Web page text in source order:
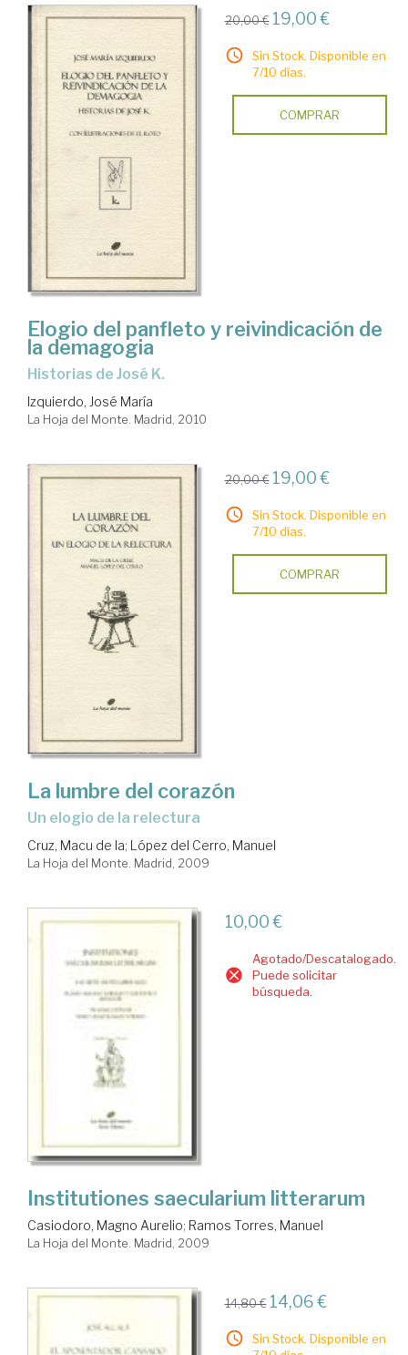
20,00 € 19,00 €
Sin Stock. Disponible en
7/10 días.
COMPRAR
Elogio del panfleto y reivindicación de
la demagogia
historias de José K.
Izquierdo, José María
La Hoja del Monte. Madrid, 2010
20,00 € 19,00 €
Sin Stock. Disponible en
7/10 días.
COMPRAR
La lumbre del corazón
un elogio de la relectura
Cruz, Macu de la; López del Cerro, Manuel
La Hoja del Monte. Madrid, 2009
10,00 €
Agotado/Descatalogado.
Puede solicitar
búsqueda.
Institutiones saecularium litterarum
Casiodoro, Magno Aurelio; Ramos Torres, Manuel
La Hoja del Monte. Madrid, 2009
14,80 € 14,06 €
Sin Stock. Disponible en